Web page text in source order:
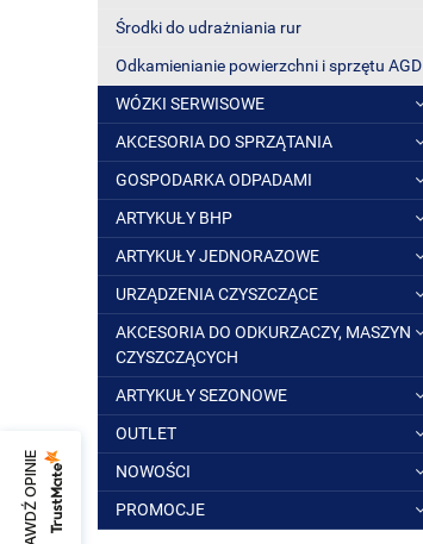
Środki do udrażniania rur
Odkamienianie powierzchni i sprzętu AGD
WÓZKI SERWISOWE
AKCESORIA DO SPRZĄTANIA
GOSPODARKA ODPADAMI
ARTYKUŁY BHP
ARTYKUŁY JEDNORAZOWE
URZĄDZENIA CZYSZCZĄCE
AKCESORIA DO ODKURZACZY, MASZYN
CZYSZCZĄCYCH
ARTYKUŁY SEZONOWE
OUTLET
NOWOŚCI
PROMOCJE
SPRAWDŹ OPINIE